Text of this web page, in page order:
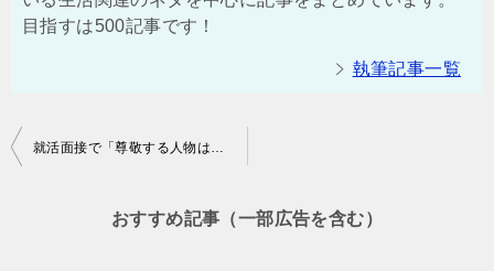
目指すは500記事です！
執筆記事一覧
投
就活面接で「尊敬する人物は誰ですか？」と聞かれたときの回答法は？
おすすめ記事（一部広告を含む）